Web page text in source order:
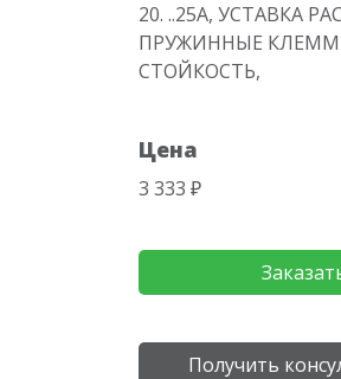
20. ..25A, УСТАВКА
ПРУЖИННЫЕ
СТОЙКОСТЬ,
Цена
3 333 ₽
Получить